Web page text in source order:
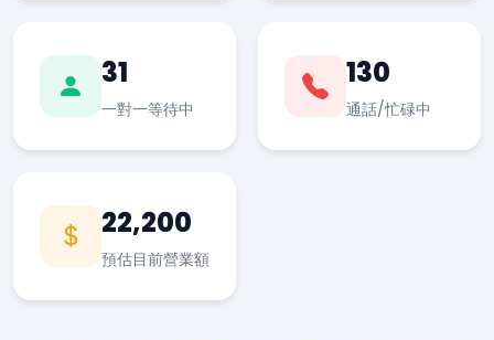
31
一對一等待中
130
通話/忙碌中
22,200
預估目前營業額